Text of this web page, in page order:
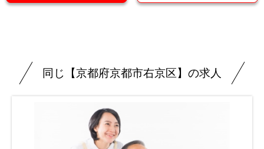
同じ【京都府京都市右京区】の求人